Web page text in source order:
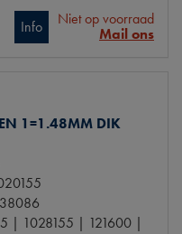
Info
Niet op voorraad
Mail ons
1=1.48MM DIK
| 1028155 | 121600 |